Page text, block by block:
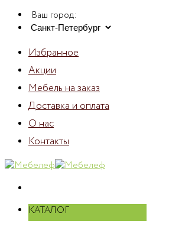
Skip
Ваш город:
Избранное
Акции
Мебель на заказ
Доставка и оплата
О нас
Контакты
КАТАЛОГ